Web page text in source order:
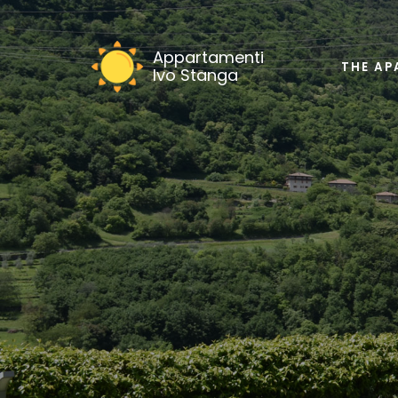
Appartamenti
Ivo Stanga
THE